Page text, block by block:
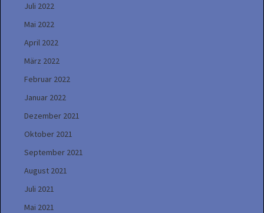
Juli 2022
Mai 2022
April 2022
März 2022
Februar 2022
Januar 2022
Dezember 2021
Oktober 2021
September 2021
August 2021
Juli 2021
Mai 2021